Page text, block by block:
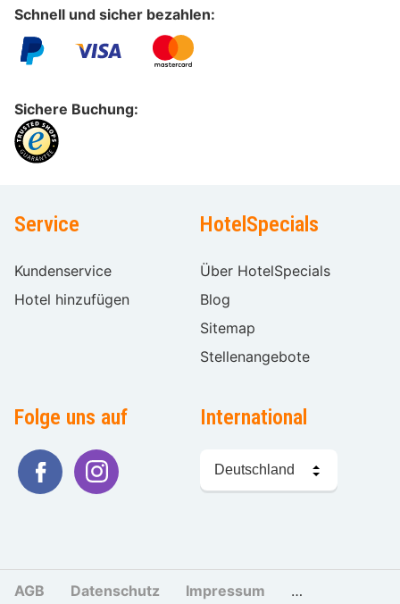
Schnell und sicher bezahlen:
Sichere Buchung:
Service
Kundenservice
Hotel hinzufügen
HotelSpecials
Über HotelSpecials
Blog
Sitemap
Stellenangebote
Folge uns auf International
wählen
AGB Datenschutz Impressum Cookies und